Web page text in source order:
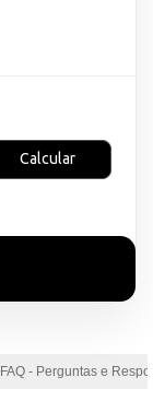
Calcular
FAQ - Perguntas e